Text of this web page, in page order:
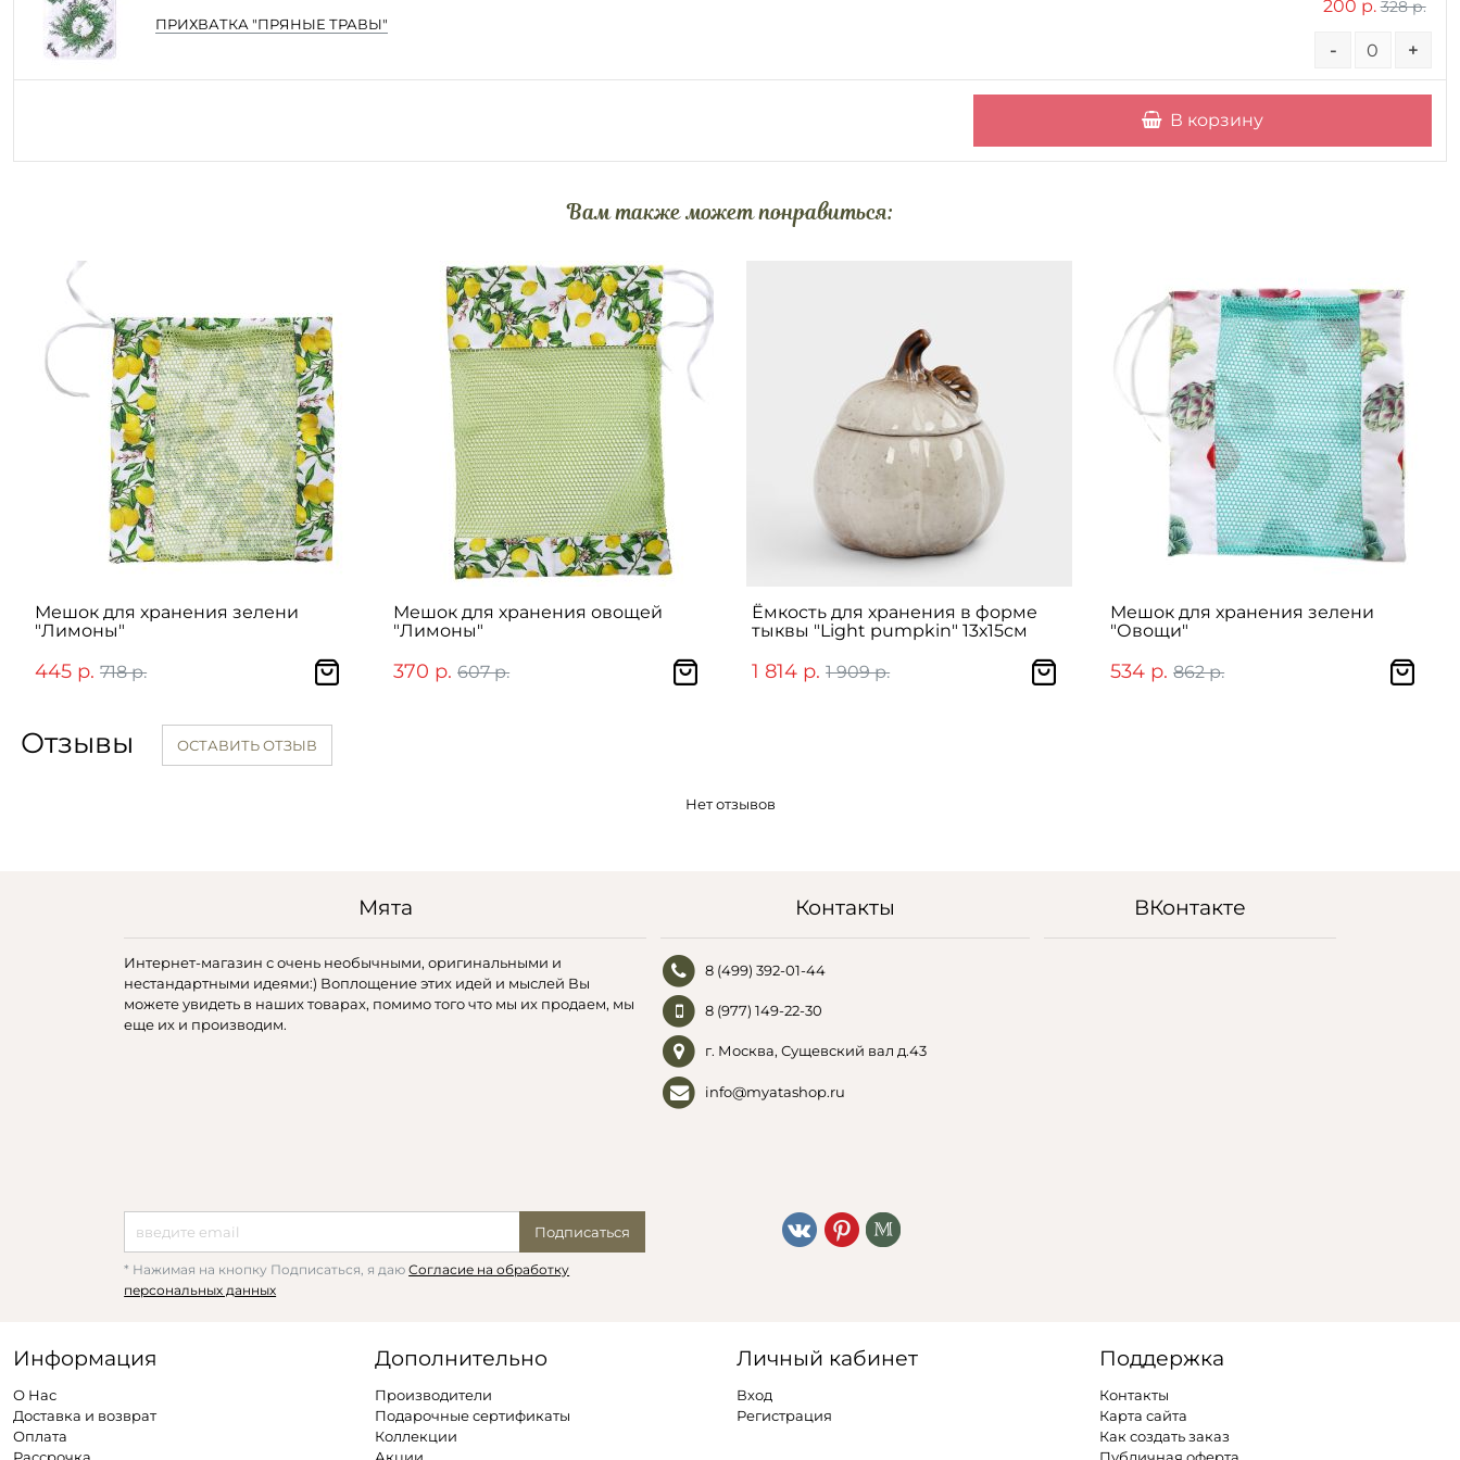
ПРИХВАТКА "ПРЯНЫЕ ТРАВЫ"
200 р. 328 р.
- +
В корзину
Вам также может понравиться:
Мешок для хранения зелени
"Лимоны"
445 р. 718 р.
Мешок для хранения овощей
"Лимоны"
370 р. 607 р.
Ёмкость для хранения в форме
тыквы "Light pumpkin" 13х15см
1 814 р. 1 909 р.
Мешок для хранения зелени
"Овощи"
534 р. 862 р.
Отзывы ОСТАВИТЬ ОТЗЫВ
Нет отзывов
Мята
Интернет-магазин с очень необычными, оригинальными и
нестандартными идеями:) Воплощение этих идей и мыслей Вы
можете увидеть в наших товарах, помимо того что мы их продаем, мы
еще их и производим.
Подписаться
* Нажимая на кнопку Подписаться, я даюСогласие на обработку
персональных данных
Контакты
8 (499) 392-01-44
8 (977) 149-22-30
г. Москва, Сущевский вал д.43
info@myatashop.ru
ВКонтакте
Информация
О Нас
Доставка и возврат
Оплата
Дополнительно
Производители
Подарочные сертификаты
Коллекции
Личный кабинет
Вход
Регистрация
Поддержка
Контакты
Карта сайта
Как создать заказ